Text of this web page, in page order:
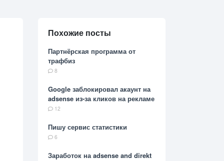
Похожие посты
Партнёрская программа от
трафбиз
8
Google заблокировал акаунт на
adsense из-за кликов на рекламе
12
Пишу сервис статистики
6
Заработок на adsense and direkt